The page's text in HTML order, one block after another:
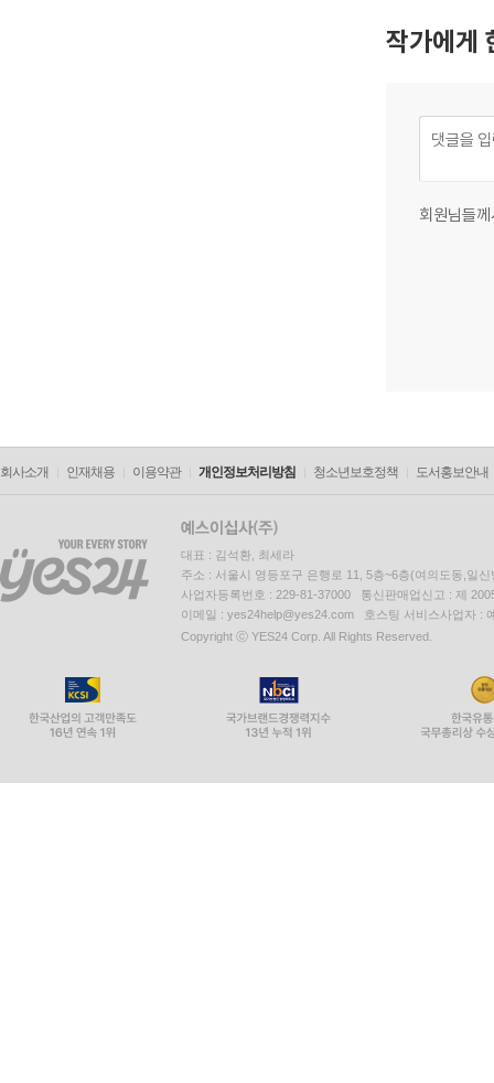
작가에게
회원님들
회사소개 인재채용 이용약관 개인정보처리방침 청소년보호정책 도서홍보안내
대표 : 김석환, 최세라
주소 : 서울시 영등포구 은행로 11, 5층~6층(여의도동,일신
사업자등록번호 : 229-81-37000 통신판매업신고 : 제
이메일 : yes24help@yes24.com 호스팅 서비스사업자 :
Copyright ⓒ YES24 Corp. All Rights Reserved.